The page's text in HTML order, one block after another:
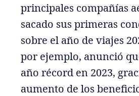
principales compañías
sacado sus primeras
sobre el año de viajes
por ejemplo, anunció
año récord en 2023,
aumento de los